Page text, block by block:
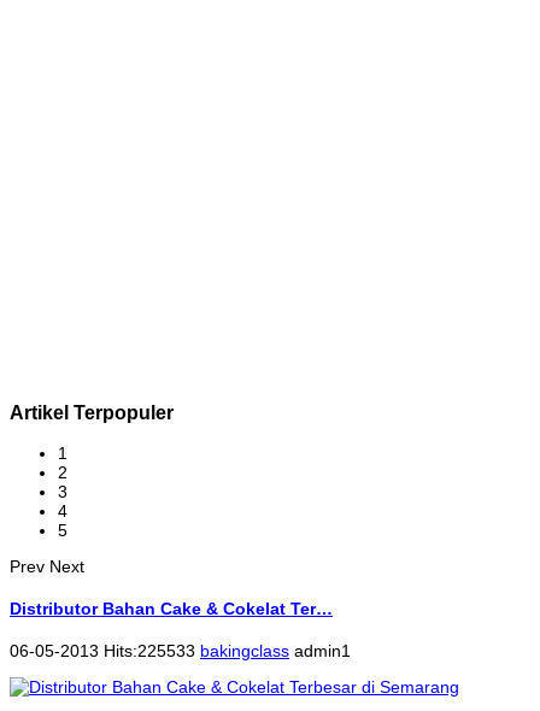
Artikel Terpopuler
1
2
3
4
5
Prev Next
Distributor Bahan Cake & Cokelat Ter…
06-05-2013 Hits:225533 bakingclass admin1